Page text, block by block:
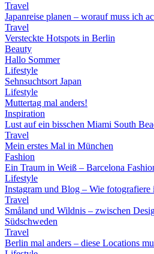
Travel
Japanreise planen – worauf muss ich
Travel
Versteckte Hotspots in Berlin
Beauty
Hallo Sommer
Lifestyle
Sehnsuchtsort Japan
Lifestyle
Muttertag mal anders!
Inspiration
Lust auf ein bisschen Miami South
Travel
Mein erstes Mal in München
Fashion
Ein Traum in Weiß – Barcelona
Lifestyle
Instagram und Blog – Wie fotografiere
Travel
Småland und Wildnis – zwischen
Südschweden
Travel
Berlin mal anders – diese Locations